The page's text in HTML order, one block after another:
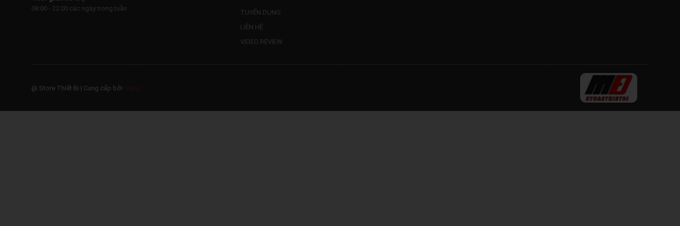
08:00 - 22:00 các ngày trong tuần
TUYỂN DỤNG
LIÊN HỆ
VIDEO REVIEW
@ Store Thiết Bị | Cung cấp bởi Sapo